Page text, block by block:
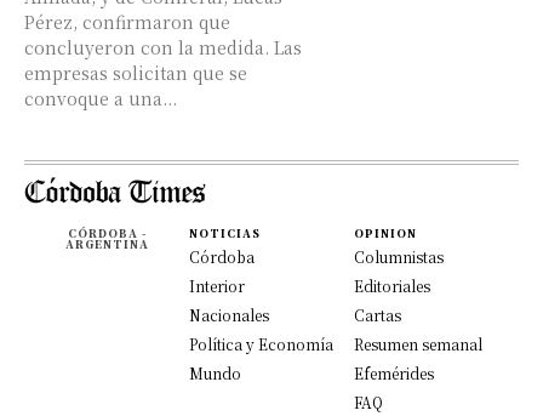
Pérez, confirmaron que
concluyeron con la medida. Las
empresas solicitan que se
convoque a una...
CÓRDOBA -
ARGENTINA
NOTICIAS
Córdoba
Interior
Nacionales
Política y Economía
Mundo
OPINION
Columnistas
Editoriales
Cartas
Resumen semanal
Efemérides
FAQ